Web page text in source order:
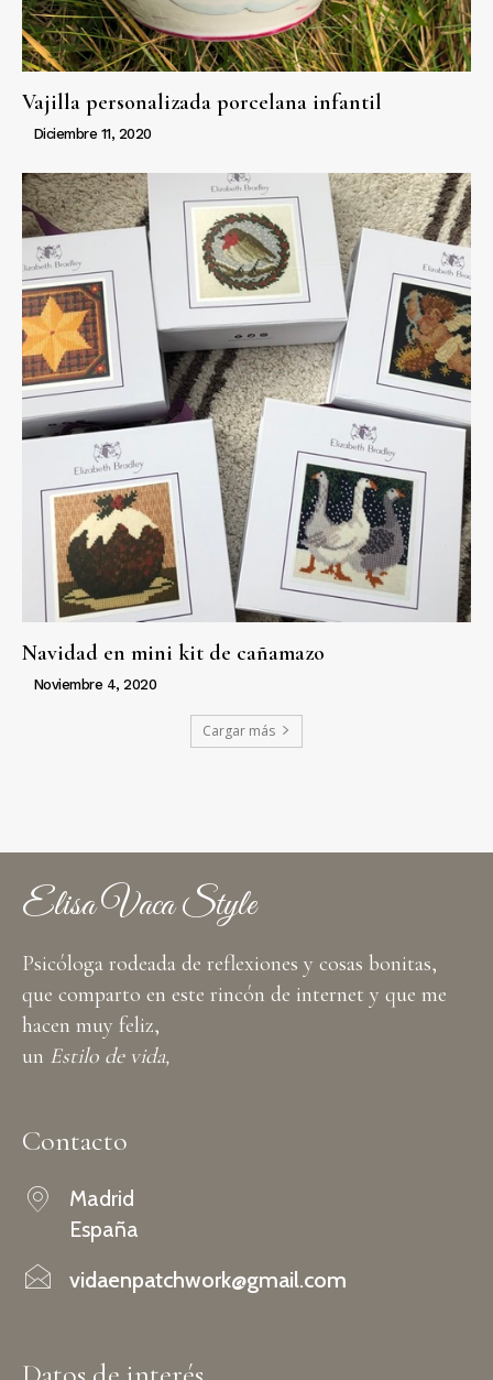
Vajilla personalizada porcelana infantil
Diciembre 11, 2020
Navidad en mini kit de cañamazo
Noviembre 4, 2020
Cargar más
Elisa Vaca Style
Psicóloga rodeada de reflexiones y cosas bonitas,
que comparto en este rincón de internet y que me
hacen muy feliz,
un Estilo de vida,
Contacto
Madrid
España
vidaenpatchwork@gmail.com